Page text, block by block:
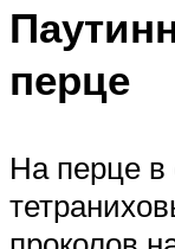
перце
На перце в